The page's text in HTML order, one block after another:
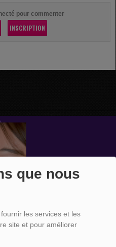
que nous
les services et les
site et pour améliorer
pour commenter
INSCRIPTION